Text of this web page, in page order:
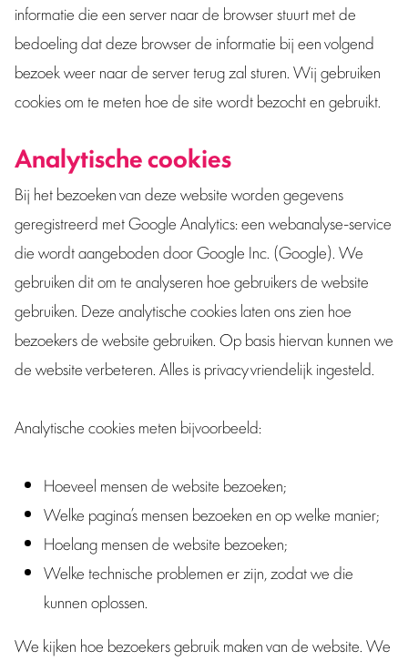
informatie die een server naar de browser stuurt met de
bedoeling dat deze browser de informatie bij een volgend
bezoek weer naar de server terug zal sturen. Wij gebruiken
cookies om te meten hoe de site wordt bezocht en gebruikt.
Analytische cookies
Bij het bezoeken van deze website worden gegevens
geregistreerd met Google Analytics: een webanalyse-service
die wordt aangeboden door Google Inc. (Google). We
gebruiken dit om te analyseren hoe gebruikers de website
gebruiken. Deze analytische cookies laten ons zien hoe
bezoekers de website gebruiken. Op basis hiervan kunnen we
de website verbeteren. Alles is privacy vriendelijk ingesteld.
Analytische cookies meten bijvoorbeeld:
Hoeveel mensen de website bezoeken;
Welke pagina’s mensen bezoeken en op welke manier;
Hoelang mensen de website bezoeken;
Welke technische problemen er zijn, zodat we die
kunnen oplossen.
We kijken hoe bezoekers gebruik maken van de website. We